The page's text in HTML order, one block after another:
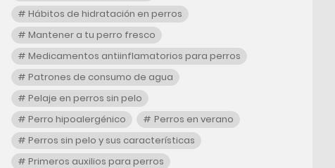
Hábitos de hidratación en perros
Mantener a tu perro fresco
Medicamentos antiinflamatorios para perros
Patrones de consumo de agua
Pelaje en perros sin pelo
Perro hipoalergénico
Perros en verano
Perros sin pelo y sus características
Primeros auxilios para perros